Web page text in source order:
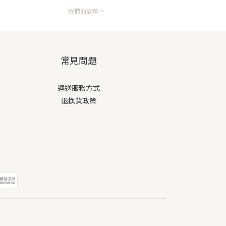
我們的故事→
常見問題
運送服務方式
退換貨政策